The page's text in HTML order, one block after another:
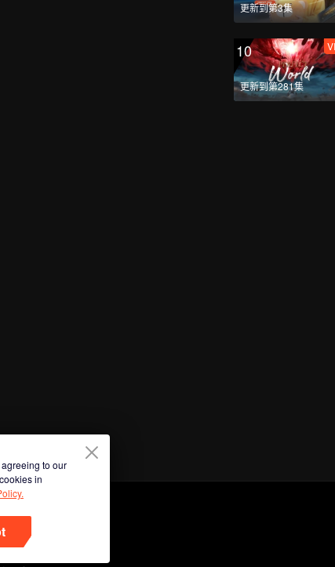
更新到第3集
10
更新到第281集
to our
in